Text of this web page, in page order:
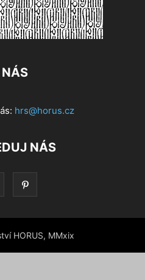
NÁS
hrs@horus.cz
NÁS
HORUS, MMxix